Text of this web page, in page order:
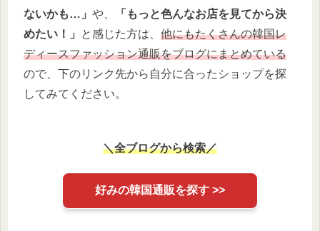
ないかも…」 や、
「もっと色んなお店を見てから決
めたい！」
と感じた方は、 他にもたくさんの韓国レ
ディースファッション通販をブログにまとめている
ので、下のリンク先から自分に合ったショップを探
してみてください。
＼全ブログから検索／
好みの韓国通販を探す >>